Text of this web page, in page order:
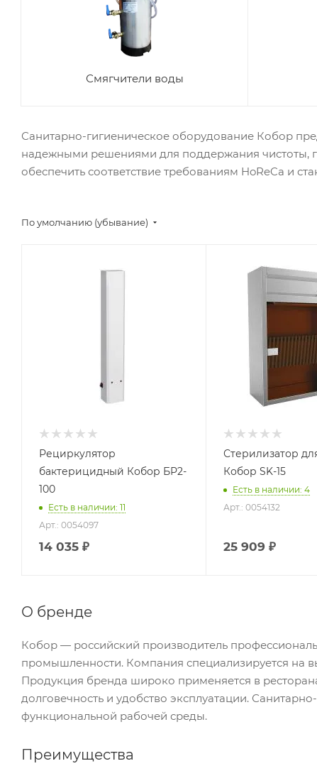
Смягчители воды
Санитарно-гигиеническое оборудование Кобор
надежными решениями для поддержания чистоты,
обеспечить соответствие требованиям HoReCa и
По умолчанию (убывание)
Рециркулятор
бактерицидный Кобор БР2-
100
Есть в наличии: 11
Арт.: 0054097
14 035 ₽
Стерилизатор
Кобор SK-15
Есть в наличии: 4
Арт.: 0054132
25 909 ₽
О бренде
Кобор — российский производитель
промышленности. Компания специализируется на
Продукция бренда широко применяется в
долговечность и удобство эксплуатации.
функциональной рабочей среды.
Преимущества